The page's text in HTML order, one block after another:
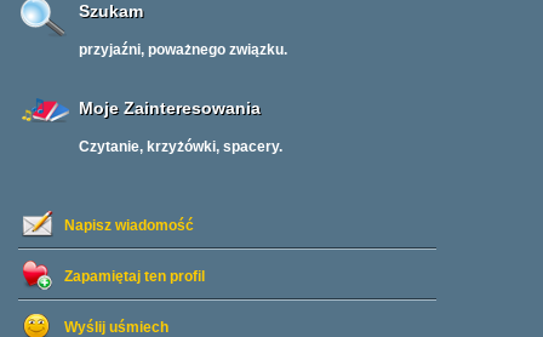
Napisz wiadomość
Zapamiętaj ten profil
Wyślij uśmiech
Szukam
przyjaźni, poważnego związku.
Moje Zainteresowania
Czytanie, krzyżówki, spacery.